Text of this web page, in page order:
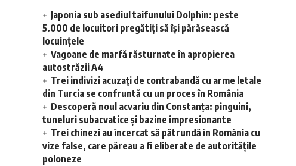
Japonia sub asediul taifunului Dolphin: peste
5.000 de locuitori pregătiți să își părăsească
locuințele
Vagoane de marfă răsturnate în apropierea
autostrăzii A4
Trei indivizi acuzați de contrabandă cu arme letale
din Turcia se confruntă cu un proces în România
Descoperă noul acvariu din Constanța: pinguini,
tuneluri subacvatice și bazine impresionante
Trei chinezi au încercat să pătrundă în România cu
vize false, care păreau a fi eliberate de autoritățile
poloneze